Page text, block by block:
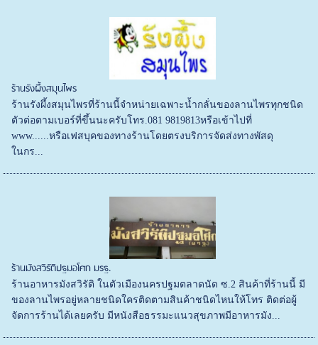
ร้านรังผึ้งสมุนไพร
ร้านรังผึ้งสมุนไพรที่ร้านนี้จำหน่ายเฉพาะน้ำกลั่นของลานไพรทุกชนิด
ตัวต่อตามเบอร์ที่ขึ้นนะครับโทร.081 9819813หรือเข้าไปที่
www......หรือเฟสบุคของทางร้านโดยตรงบริการจัดส่งทางพัสดุ
ในกร...
ร้านมังสวิรัติปฐมอโศก มรฐ.
ร้านอาหารมังสวิรัติ ในตัวเมืองนครปฐมตลาดนัด ซ.2 สินค้าที่ร้านนี้ มี
ของลานไพรอยู่หลายชนิดใครติดตามสินค้าชนิดไหนให้โทร ติดต่อผู้
จัดการร้านได้เลยครับ มีหนังสือธรรมะแนวสุขภาพมีอาหารมัง...